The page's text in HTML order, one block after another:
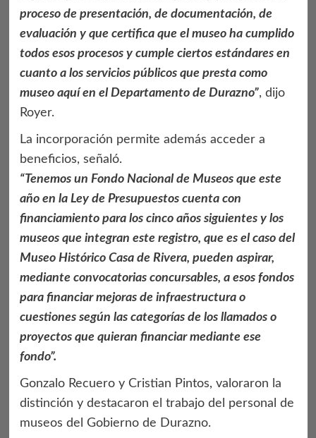
proceso de presentación, de documentación, de
evaluación y que certifica que el museo ha cumplido
todos esos procesos y cumple ciertos estándares en
cuanto a los servicios públicos que presta como
museo aquí en el Departamento de Durazno”, dijo
Royer.
La incorporación permite además acceder a
beneficios, señaló.
“Tenemos un Fondo Nacional de Museos que este
año en la Ley de Presupuestos cuenta con
financiamiento para los cinco años siguientes y los
museos que integran este registro, que es el caso del
Museo Histórico Casa de Rivera, pueden aspirar,
mediante convocatorias concursables, a esos fondos
para financiar mejoras de infraestructura o
cuestiones según las categorías de los llamados o
proyectos que quieran financiar mediante ese
fondo”.
Gonzalo Recuero y Cristian Pintos, valoraron la
distinción y destacaron el trabajo del personal de
museos del Gobierno de Durazno.